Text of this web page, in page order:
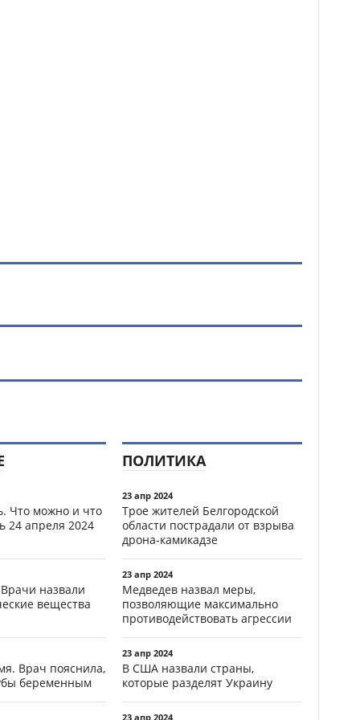
Что можно и что
24 апреля 2024
назвали
вещества
Врач пояснила,
беременным
ПОЛИТИКА
23 апр 2024
Трое жителей Белгородской
области пострадали от взрыва
дрона-камикадзе
23 апр 2024
Медведев назвал меры,
позволяющие максимально
противодействовать агрессии
23 апр 2024
В США назвали страны,
которые разделят Украину
23 апр 2024